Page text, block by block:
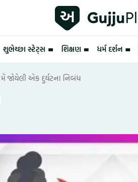
શુભેચ્છા સ્ટેટ્સ શિક્ષણ ધર્મ દર્શન
મેં જોયેલી એક દુર્ઘટના નિબંધ